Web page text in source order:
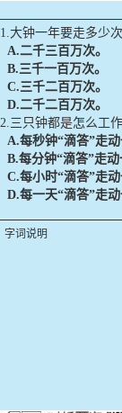
1.大钟一年要走多少次
A.二千三百万次。
B.三千一百万次。
C.三千二百万次。
D.二千二百万次。
2.三只钟都是怎么工作
A.每秒钟“滴答”走动
B.每分钟“滴答”走动
C.每小时“滴答”走动
D.每一天“滴答”走动
字词说明